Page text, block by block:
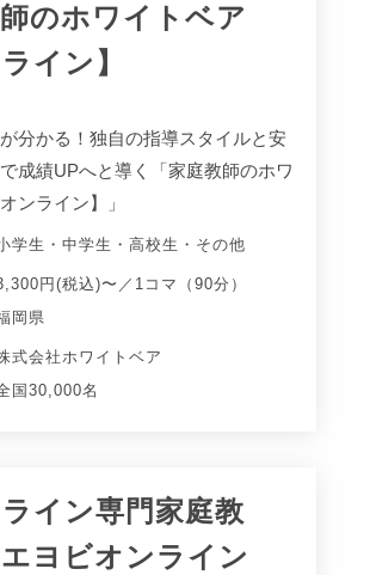
のホワイトベア
イン】
分かる！独自の指導スタイルと安
成績UPへと導く「家庭教師のホワ
ンライン】」
学生 ・ 中学生 ・ 高校生 ・ その他
円(税込)〜／1コマ（90分）
岡県
式会社ホワイトベア
国30,000名
ライン専門家庭教
ヨビオンライン